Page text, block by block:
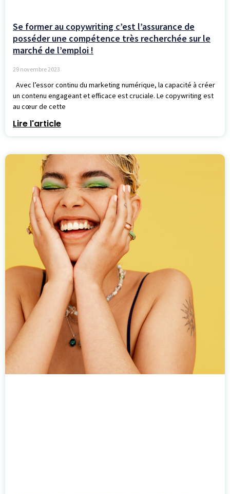
Se former au copywriting c’est l’assurance de
posséder une compétence très recherchée sur le
marché de l’emploi !
29 novembre 2023
Avec l’essor continu du marketing numérique, la capacité à créer
un contenu engageant et efficace est cruciale. Le copywriting est
au cœur de cette
Lire l'article